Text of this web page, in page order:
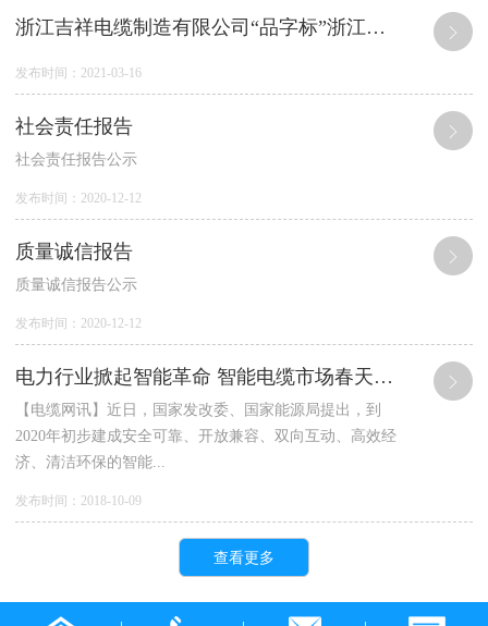
浙江吉祥电缆制造有限公司“品字标”浙江制造产品 质量及服务承诺
发布时间：2021-03-16
社会责任报告
社会责任报告公示
发布时间：2020-12-12
质量诚信报告
质量诚信报告公示
发布时间：2020-12-12
电力行业掀起智能革命 智能电缆市场春天来临
【电缆网讯】近日，国家发改委、国家能源局提出，到
2020年初步建成安全可靠、开放兼容、双向互动、高效经
济、清洁环保的智能...
发布时间：2018-10-09
查看更多